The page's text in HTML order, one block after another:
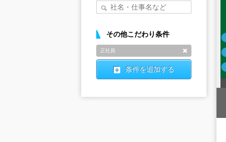
その他こだわり条件
正社員
条件を追加する